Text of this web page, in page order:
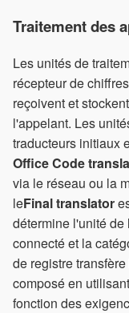
Traitement des
Les unités de
récepteur de
reçoivent et
l'appelant. Les
traducteurs initiaux
Office Code
via le réseau ou la
leFinal translator
détermine l'unité
connecté et la
de registre
composé en
fonction des